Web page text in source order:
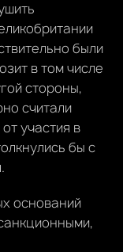
были
в том числе
стороны,
считали
участия в
бы с
оснований